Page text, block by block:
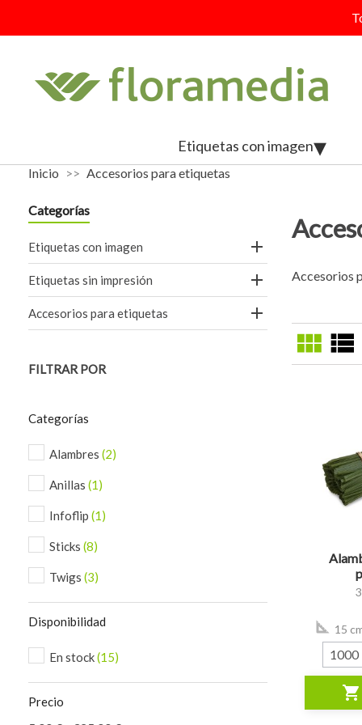
Etiquetas con imagen
Inicio Accesorios para etiquetas
Categorías
Etiquetas con imagen 
Etiquetas sin impresión 
Accesorios para etiquetas 
FILTRAR POR
Categorías
Alambres (2)
Anillas (1)
Infoflip (1)
Sticks (8)
Twigs (3)
Disponibilidad
En stock(15)
Precio
Accesorios
view_module view_list
15
shopping_cart